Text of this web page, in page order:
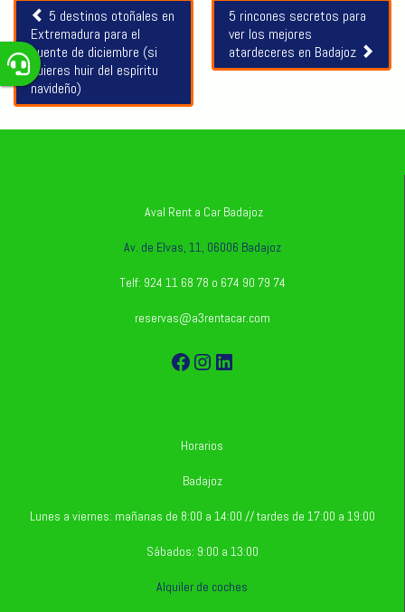
5 destinos otoñales en
Extremadura para el
puente de diciembre (si
quieres huir del espíritu
navideño)
5 rincones secretos para
ver los mejores
atardeceres en Badajoz
Aval Rent a Car Badajoz
Av. de Elvas, 11, 06006 Badajoz
Telf: 924 11 68 78 o 674 90 79 74
reservas@a3rentacar.com
Facebook
Instagram
LinkedIn
Horarios
Badajoz
Lunes a viernes: mañanas de 8:00 a 14:00 // tardes de 17:00 a 19:00
Sábados: 9:00 a 13:00
Alquiler de coches